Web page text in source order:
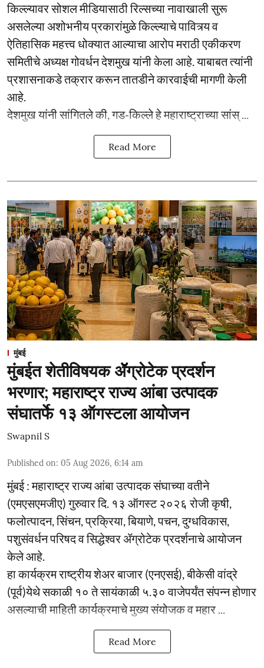
किल्ल्यावर सोशल मीडियासाठी रिल्सच्या नावाखाली सुरू
असलेल्या अशोभनीय प्रकारांमुळे किल्ल्याचे पावित्र्य व
ऐतिहासिक महत्त्व धोक्यात आल्याचा आरोप मराठी एकीकरण
समितीचे अध्यक्ष गोवर्धन देशमुख यांनी केला आहे. याबाबत त्यांनी
प्रशासनाकडे तक्रार करून तातडीने कारवाईची मागणी केली
आहे.
देशमुख यांनी सांगितले की, गड-किल्ले हे महाराष्ट्राच्या सांस् ...
Read More
मुंबई
मुंबईत शेतीविषयक ॲॅग्रोटेक प्रदर्शन
भरणार; महाराष्ट्र राज्य आंबा उत्पादक
संघातर्फे १३ ऑगस्टला आयोजन
Swapnil S
Published on: 05 Aug 2026, 6:14 am
मुंबई : महाराष्ट्र राज्य आंबा उत्पादक संघाच्या वतीने
(एमएसएमजीए) गुरुवार दि. १३ ऑगस्ट २०२६ रोजी कृषी,
फलोत्पादन, सिंचन, प्रक्रिया, बियाणे, पचन, दुग्धविकास,
पशुसंवर्धन परिषद व सिद्धेश्वर ॲग्रोटेक प्रदर्शनाचे आयोजन
केले आहे.
हा कार्यक्रम राष्ट्रीय शेअर बाजार (एनएसई), बीकेसी वांद्रे
(पूर्व)येथे सकाळी १० ते सायंकाळी ५.३० वाजेपर्यंत संपन्न होणार
असल्याची माहिती कार्यक्रमाचे मुख्य संयोजक व महार ...
Read More